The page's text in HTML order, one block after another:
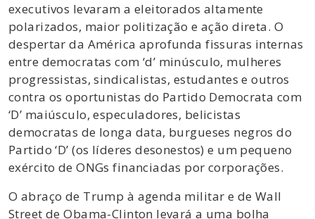
executivos levaram a eleitorados altamente
polarizados, maior politização e ação direta. O
despertar da América aprofunda fissuras internas
entre democratas com ‘d’ minúsculo, mulheres
progressistas, sindicalistas, estudantes e outros
contra os oportunistas do Partido Democrata com
‘D’ maiúsculo, especuladores, belicistas
democratas de longa data, burgueses negros do
Partido ‘D’ (os líderes desonestos) e um pequeno
exército de ONGs financiadas por corporações.
O abraço de Trump à agenda militar e de Wall
Street de Obama-Clinton levará a uma bolha